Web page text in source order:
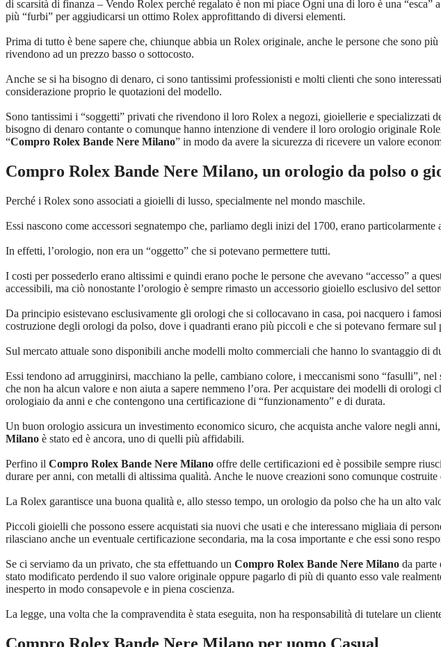
di scarsità di finanza – Vendo Rolex perché regalato è non mi piace Ogni una di loro è una
più “furbi” per aggiudicarsi un ottimo Rolex approfittando di diversi elementi.
Prima di tutto è bene sapere che, chiunque abbia un Rolex originale, anche le persone che sono
rivendono ad un prezzo basso o sottocosto.
Anche se si ha bisogno di denaro, ci sono tantissimi professionisti e molti clienti che sono
considerazione proprio le quotazioni del modello.
Sono tantissimi i “soggetti” privati che rivendono il loro Rolex a negozi, gioiellerie e specializzati
bisogno di denaro contante o comunque hanno intenzione di vendere il loro orologio originale
“Compro Rolex Bande Nere Milano” in modo da avere la sicurezza di ricevere un valore
Compro Rolex Bande Nere Milano, un orologio da polso o
Perché i Rolex sono associati a gioielli di lusso, specialmente nel mondo maschile.
Essi nascono come accessori segnatempo che, parliamo degli inizi del 1700, erano
In effetti, l’orologio, non era un “oggetto” che si potevano permettere tutti.
I costi per possederlo erano altissimi e quindi erano poche le persone che avevano “accesso” a
accessibili, ma ciò nonostante l’orologio è sempre rimasto un accessorio gioiello esclusivo del
Da principio esistevano esclusivamente gli orologi che si collocavano in casa, poi nacquero i
costruzione degli orologi da polso, dove i quadranti erano più piccoli e che si potevano fermare sul
Sul mercato attuale sono disponibili anche modelli molto commerciali che hanno lo svantaggio di
Essi tendono ad arrugginirsi, macchiano la pelle, cambiano colore, i meccanismi sono “fasulli”,
che non ha alcun valore e non aiuta a sapere nemmeno l’ora. Per acquistare dei modelli di
orologiaio da anni e che contengono una certificazione di “funzionamento” e di durata.
Un buon orologio assicura un investimento economico sicuro, che acquista anche valore negli
Milano è stato ed è ancora, uno di quelli più affidabili.
Perfino il Compro Rolex Bande Nere Milano offre delle certificazioni ed è possibile sempre
durare per anni, con metalli di altissima qualità. Anche le nuove creazioni sono comunque
La Rolex garantisce una buona qualità e, allo stesso tempo, un orologio da polso che ha un alto
Piccoli gioielli che possono essere acquistati sia nuovi che usati e che interessano migliaia di
rilasciano anche un eventuale certificazione secondaria, ma la cosa importante e che essi sono
Se ci serviamo da un privato, che sta effettuando un Compro Rolex Bande Nere Milano da parte
stato modificato perdendo il suo valore originale oppure pagarlo di più di quanto esso vale
inesperto in modo consapevole e in piena coscienza.
La legge, una volta che la compravendita è stata eseguita, non ha responsabilità di tutelare un